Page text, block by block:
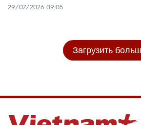
29/07/2026 09:05
Загрузить